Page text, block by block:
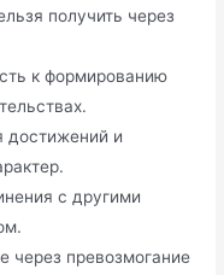
получить через
к формированию
достижений и
с другими
через превозмогание